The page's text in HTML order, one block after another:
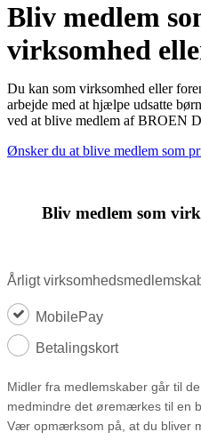
Bliv medlem
virksomhed
Du kan som virksomhed eller
arbejde med at hjælpe udsatte
ved at blive medlem af BROEN
Ønsker du at blive medlem som
Bliv medlem som